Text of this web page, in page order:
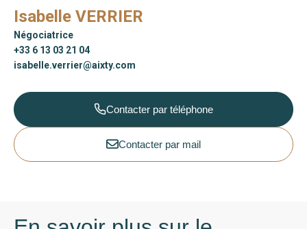
Isabelle VERRIER
Négociatrice
+33 6 13 03 21 04
isabelle.verrier@aixty.com
Contacter par téléphone
Contacter par mail